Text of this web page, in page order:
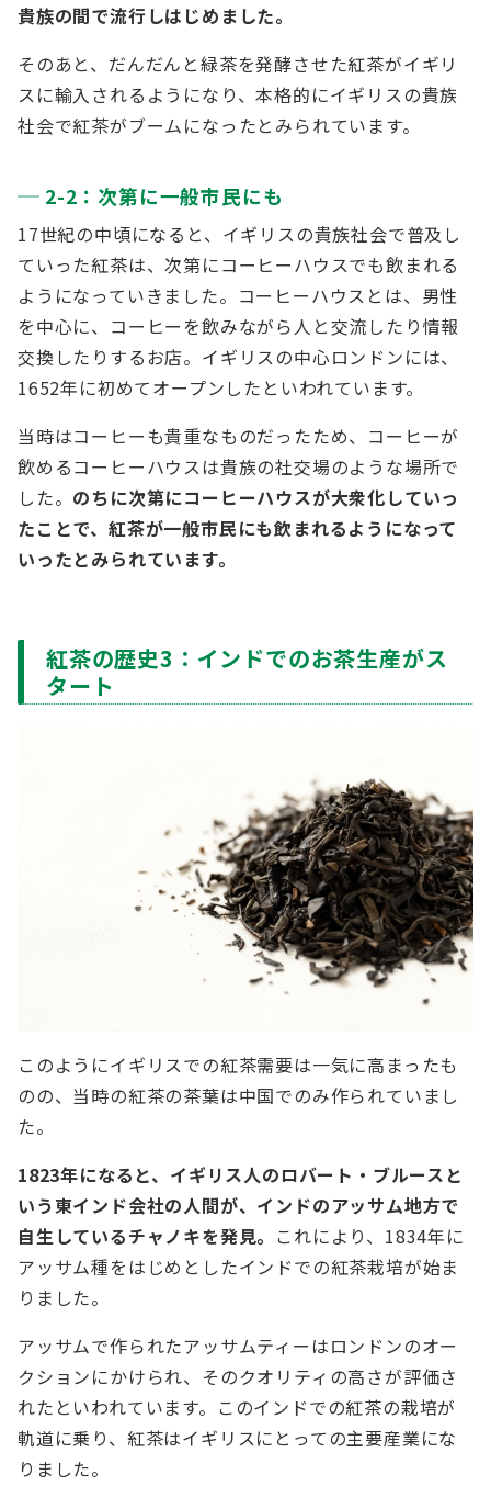
貴族の間で流行しはじめました。
そのあと、だんだんと緑茶を発酵させた紅茶がイギリ
スに輸入されるようになり、本格的にイギリスの貴族
社会で紅茶がブームになったとみられています。
2-2：次第に一般市民にも
17世紀の中頃になると、イギリスの貴族社会で普及し
ていった紅茶は、次第にコーヒーハウスでも飲まれる
ようになっていきました。コーヒーハウスとは、男性
を中心に、コーヒーを飲みながら人と交流したり情報
交換したりするお店。イギリスの中心ロンドンには、
1652年に初めてオープンしたといわれています。
当時はコーヒーも貴重なものだったため、コーヒーが
飲めるコーヒーハウスは貴族の社交場のような場所で
した。 のちに次第にコーヒーハウスが大衆化していっ
たことで、紅茶が一般市民にも飲まれるようになって
いったとみられています。
紅茶の歴史3：インドでのお茶生産がス
タート
このようにイギリスでの紅茶需要は一気に高まったも
のの、当時の紅茶の茶葉は中国でのみ作られていまし
た。
1823年になると、イギリス人のロバート・ブルースと
いう東インド会社の人間が、インドのアッサム地方で
自生しているチャノキを発見。 これにより、1834年に
アッサム種をはじめとしたインドでの紅茶栽培が始ま
りました。
アッサムで作られたアッサムティーはロンドンのオー
クションにかけられ、そのクオリティの高さが評価さ
れたといわれています。このインドでの紅茶の栽培が
軌道に乗り、紅茶はイギリスにとっての主要産業にな
りました。